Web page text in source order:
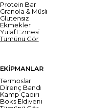
Protein Bar
Granola & Müsli
Glutensiz
Ekmekler
Yulaf Ezmesi
Tümünü Gör
EKİPMANLAR
Termoslar
Direnç Bandı
Kamp Çadırı
Boks Eldiveni